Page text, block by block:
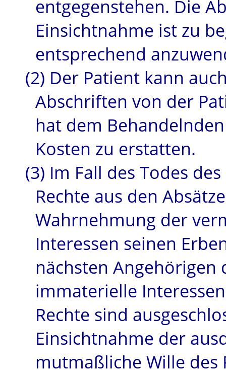
entgegenstehen. Die
Einsichtnahme ist zu
entsprechend
(2) Der Patient kann
Abschriften von der
hat dem
Kosten zu erstatten.
(3) Im Fall des Todes
Rechte aus den
Wahrnehmung der
Interessen seinen
nächsten Angehörigen
immaterielle
Rechte sind
Einsichtnahme der
mutmaßliche Wille